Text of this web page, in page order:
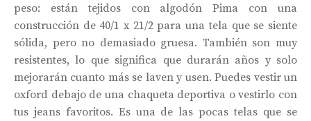
peso: están tejidos con algodón Pima con una
construcción de 40/1 x 21/2 para una tela que se siente
sólida, pero no demasiado gruesa. También son muy
resistentes, lo que significa que durarán años y solo
mejorarán cuanto más se laven y usen. Puedes vestir un
oxford debajo de una chaqueta deportiva o vestirlo con
tus jeans favoritos. Es una de las pocas telas que se